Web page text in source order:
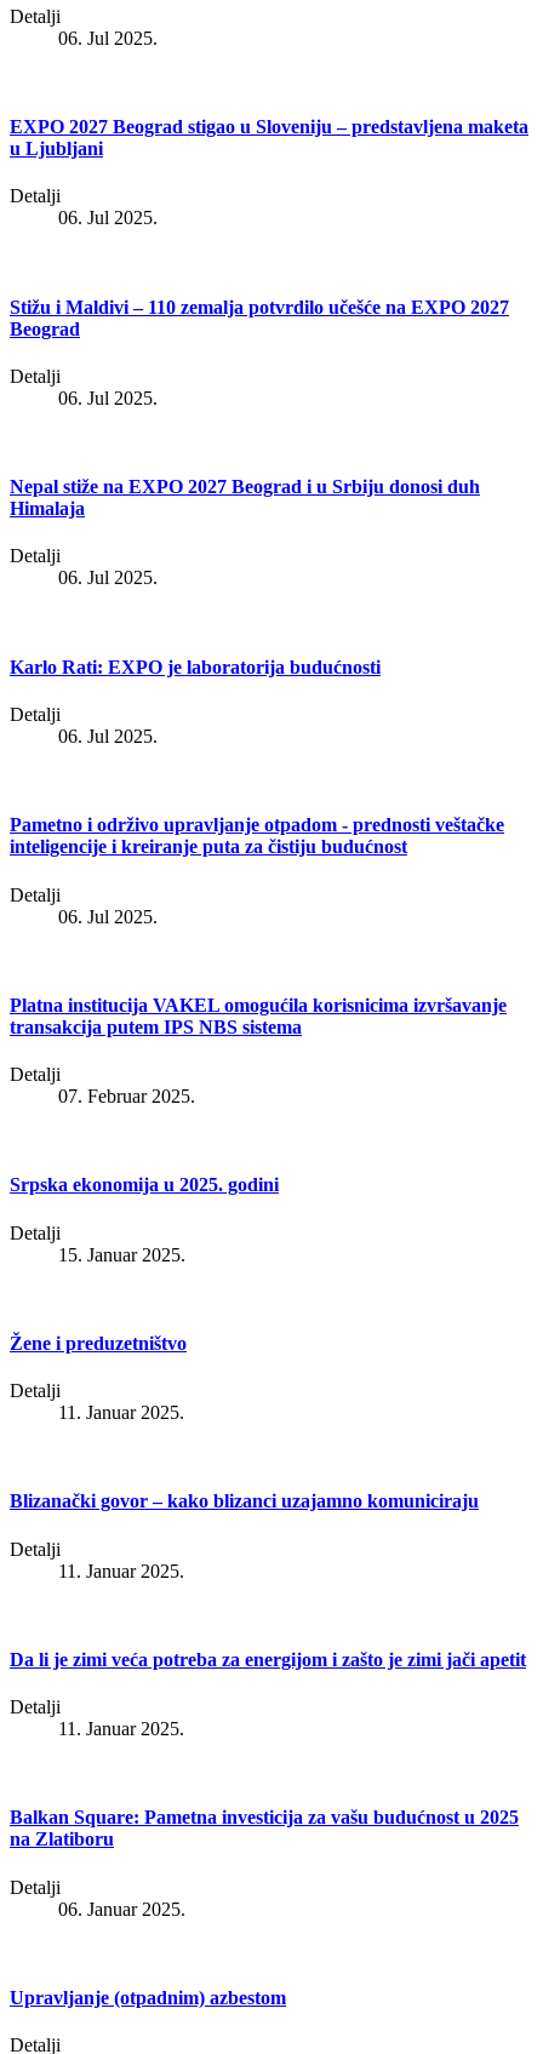
Detalji
06. Jul 2025.
EXPO 2027 Beograd stigao u Sloveniju – predstavljena maketa
u Ljubljani
Detalji
06. Jul 2025.
Stižu i Maldivi – 110 zemalja potvrdilo učešće na EXPO 2027
Beograd
Detalji
06. Jul 2025.
Nepal stiže na EXPO 2027 Beograd i u Srbiju donosi duh
Himalaja
Detalji
06. Jul 2025.
Karlo Rati: EXPO je laboratorija budućnosti
Detalji
06. Jul 2025.
Pametno i održivo upravljanje otpadom - prednosti veštačke
inteligencije i kreiranje puta za čistiju budućnost
Detalji
06. Jul 2025.
Platna institucija VAKEL omogućila korisnicima izvršavanje
transakcija putem IPS NBS sistema
Detalji
07. Februar 2025.
Srpska ekonomija u 2025. godini
Detalji
15. Januar 2025.
Žene i preduzetništvo
Detalji
11. Januar 2025.
Blizanački govor – kako blizanci uzajamno komuniciraju
Detalji
11. Januar 2025.
Da li je zimi veća potreba za energijom i zašto je zimi jači apetit
Detalji
11. Januar 2025.
Balkan Square: Pametna investicija za vašu budućnost u 2025
na Zlatiboru
Detalji
06. Januar 2025.
Upravljanje (otpadnim) azbestom
Detalji